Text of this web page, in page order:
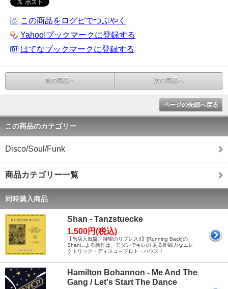
この商品をログピでつぶやく
Yahoo!ブックマークに登録する
はてなブックマークに登録する
前の商品へ 次の商品へ
ページの先頭へ戻る
この商品のカテゴリー
Disco/Soul/Funk
商品カテゴリー一覧
同時購入商品
Shan - Tanzstuecke
1,500円(税込)
【当店人気盤、待望のリプレス!!】[Running Back]の
Shanによる新作は、モダンでキレの ある即戦力なエレ
クトリック・ディスコ～プロト・ハウス！
Hamilton Bohannon - Me And The
Gang / Let's Start The Dance